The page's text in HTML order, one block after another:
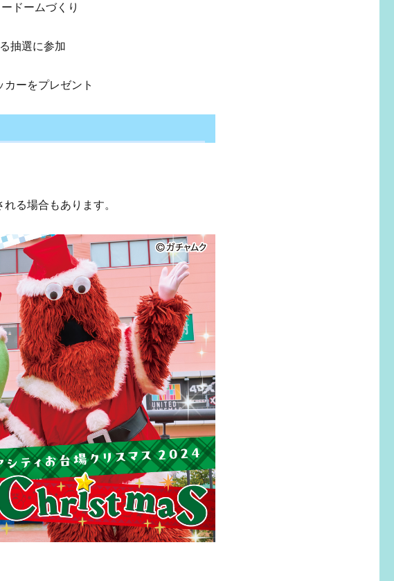
ドームづくり
抽選に参加
ーをプレゼント
る場合もあります。